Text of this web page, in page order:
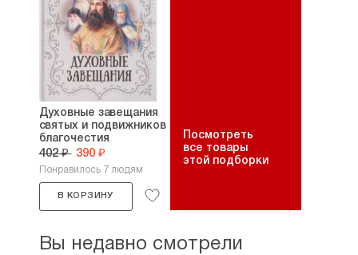
Духовные завещания
святых и подвижников
благочестия
402 ₽ 390 ₽
Понравилось 7 людям
В КОРЗИНУ
Посмотреть
все товары
этой подборки
Вы недавно смотрели